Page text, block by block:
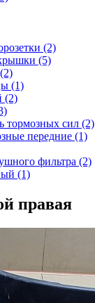
(2)
(5)
(1)
(2)
тормозных сил (2)
передние (1)
фильтра (2)
(1)
правая